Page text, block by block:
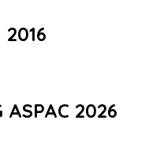
ASPAC 2026